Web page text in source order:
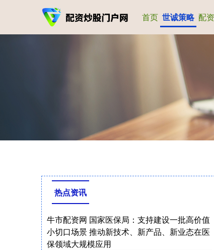
首页 世诚策略 配
热点资讯
牛市配资网 国家医保局：支持建设一批高价值
小切口场景 推动新技术、新产品、新业态在医
保领域大规模应用